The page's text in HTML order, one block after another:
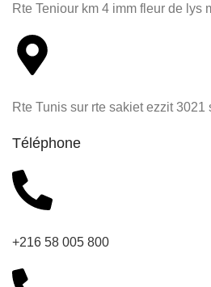
Rte Teniour km 4 imm fleur de lys
Rte Tunis sur rte sakiet ezzit 3021
Téléphone
+216 58 005 800